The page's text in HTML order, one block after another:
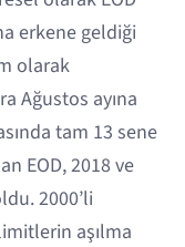
erkene geldiği
olarak
Ağustos ayına
tam 13 sene
EOD, 2018 ve
2000’li
aşılma